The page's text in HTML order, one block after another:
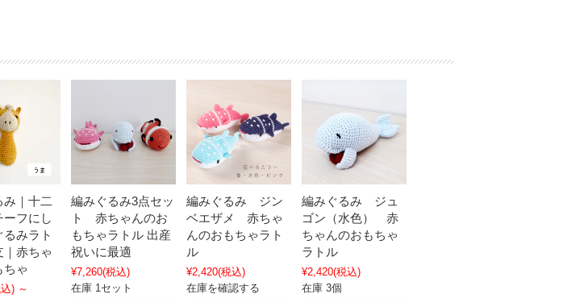
み｜十二
ーフにし
るみラト
｜赤ちゃ
ちゃ
) ～
編みぐるみ3点セッ
ト 赤ちゃんのお
もちゃラトル 出産
祝いに最適
¥7,260(税込)
在庫 1セット
編みぐるみ ジン
ベエザメ 赤ちゃ
んのおもちゃラト
ル
¥2,420(税込)
在庫を確認する
編みぐるみ ジュ
ゴン（水色） 赤
ちゃんのおもちゃ
ラトル
¥2,420(税込)
在庫 3個